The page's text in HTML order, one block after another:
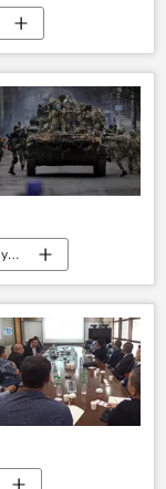
Rossiyaning Donbassdagi maxsus harbiy operatsiyasi